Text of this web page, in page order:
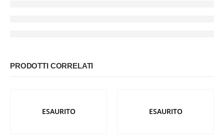
PRODOTTI CORRELATI
ESAURITO ESAURITO